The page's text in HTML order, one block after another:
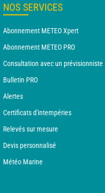
NOS SERVICES
Abonnement METEO Xpert
Abonnement METEO PRO
Consultation avec un prévisionniste
Bulletin PRO
Alertes
Certificats d'intempéries
Relevés sur mesure
Devis personnalisé
Météo Marine